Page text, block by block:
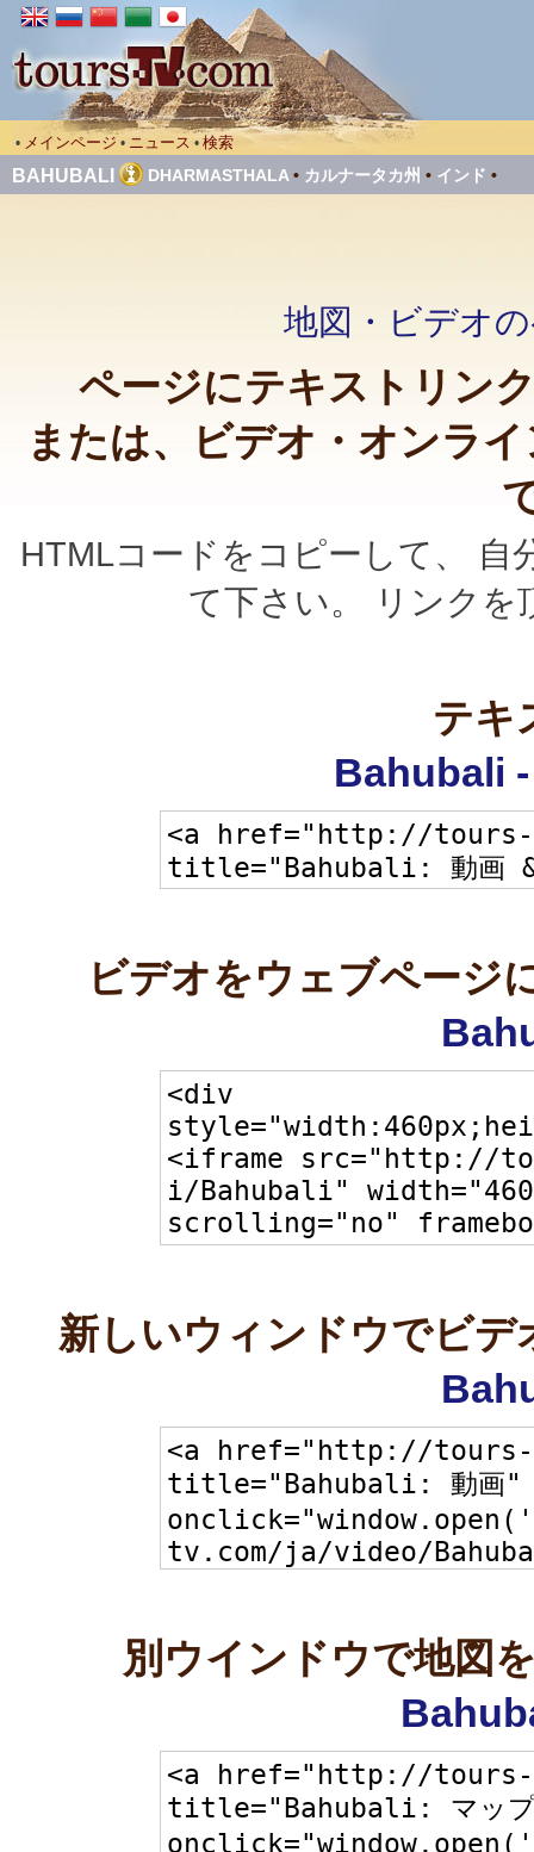
• メインページ • ニュース • 検索
BAHUBALI DHARMASTHALA • カルナータカ州 • インド •
地図・ビデオ
ページにテキストリン
または、ビデオ・オンラ
HTMLコードをコピーして、
て下さい。 リンクを
テキ
Bahubali
ビデオをウェブページ
新しいウィンドウでビ
別ウインドウで地図